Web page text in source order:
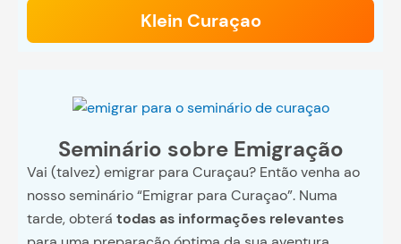
Klein Curaçao
Seminário sobre Emigração
Vai (talvez) emigrar para Curaçau? Então venha ao
nosso seminário “Emigrar para Curaçao”. Numa
tarde, obterá todas as informações relevantes